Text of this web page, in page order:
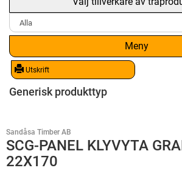
Meny
Utskrift
Generisk produkttyp
Sandåsa Timber AB
SCG-PANEL KLYVYTA
22X170